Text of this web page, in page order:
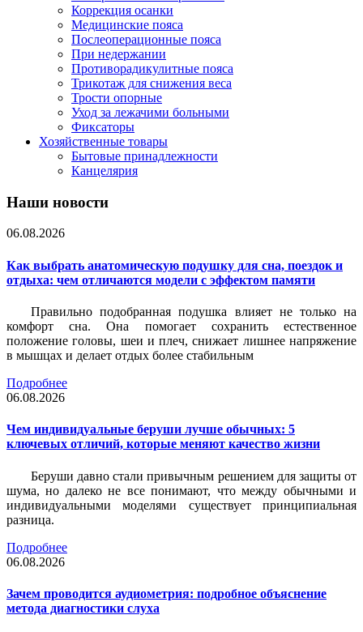
Коррекция осанки
Медицинские пояса
Послеоперационные пояса
При недержании
Противорадикулитные пояса
Трикотаж для снижения веса
Трости опорные
Уход за лежачими больными
Фиксаторы
Хозяйственные товары
Бытовые принадлежности
Канцелярия
Наши новости
06.08.2026
Как выбрать анатомическую подушку для сна, поездок и
отдыха: чем отличаются модели с эффектом памяти
Правильно подобранная подушка влияет не только на
комфорт сна. Она помогает сохранить естественное
положение головы, шеи и плеч, снижает лишнее напряжение
в мышцах и делает отдых более стабильным
Подробнее
06.08.2026
Чем индивидуальные беруши лучше обычных: 5
ключевых отличий, которые меняют качество жизни
Беруши давно стали привычным решением для защиты от
шума, но далеко не все понимают, что между обычными и
индивидуальными моделями существует принципиальная
разница.
Подробнее
06.08.2026
Зачем проводится аудиометрия: подробное объяснение
метода диагностики слуха